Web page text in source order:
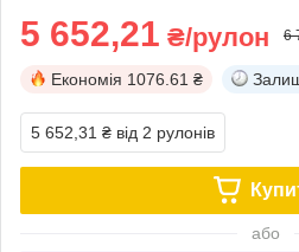
5 652,21 ₴/рулон 6
Економія 1076.61 ₴
5 652,31 ₴ від 2 рулонів
або